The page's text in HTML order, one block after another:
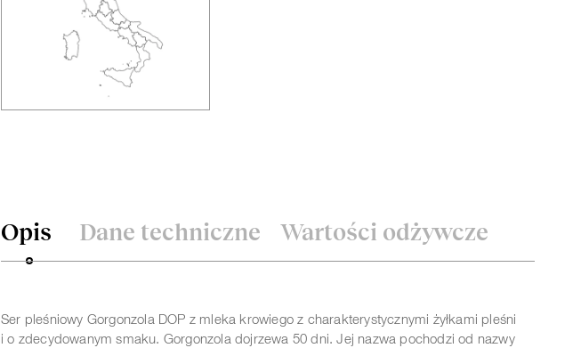
Opis
Ser pleśniowy Gorgonzola DOP z mleka krowiego z charakterystycznymi żyłkami pleśni
i o zdecydowanym smaku. Gorgonzola dojrzewa 50 dni.Jej nazwa pochodzi od nazwy
Dane techniczne Wartości odżywcze